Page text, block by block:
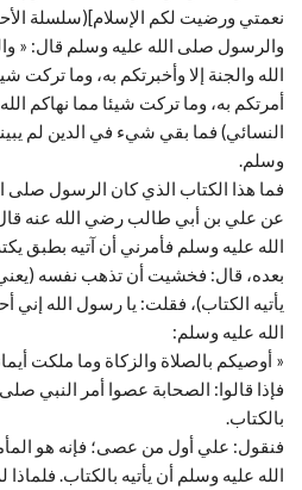
نعمتي ورضيت لكم الإسلام](سلسلة
والرسول صلى الله عليه وسلم قال: «
الله والجنة إلا وأخبرتكم به، وما تركت
أمرتكم به، وما تركت شيئا مما نهاكم
النسائي) فما بقي شيء في الدين لم
وسلم.
فما هذا الكتاب الذي كان الرسول صلى
عن علي بن أبي طالب رضي الله عنه
الله عليه وسلم فأمرني أن آتيه بطبق
بعده، قال: فخشيت أن تذهب نفسه
يأتيه الكتاب)، فقلت: يا رسول الله
الله عليه وسلم:
« أوصيكم بالصلاة والزكاة وما ملكت
فإذا قالوا: الصحابة عصوا أمر النبي
بالكتاب.
فنقول: علي أول من عصى؛ فإنه هو
الله عليه وسلم أن يأتيه بالكتاب.